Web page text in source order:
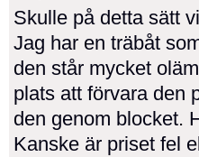
Skulle på detta sätt
Jag har en träbåt
den står mycket
plats att förvara den
den genom blocket.
Kanske är priset fel